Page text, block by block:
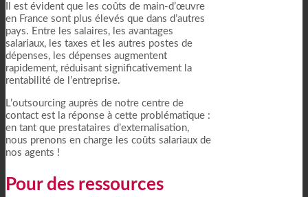
Il est évident que les coûts de main-d’œuvre
en France sont plus élevés que dans d’autres
pays. Entre les salaires, les avantages
salariaux, les taxes et les autres postes de
dépenses, les dépenses augmentent
rapidement, réduisant significativement la
rentabilité de l’entreprise.
L’outsourcing auprès de notre centre de
contact est la réponse à cette problématique :
en tant que prestataires d’externalisation,
nous prenons en charge les coûts salariaux de
nos agents !
Pour des ressources